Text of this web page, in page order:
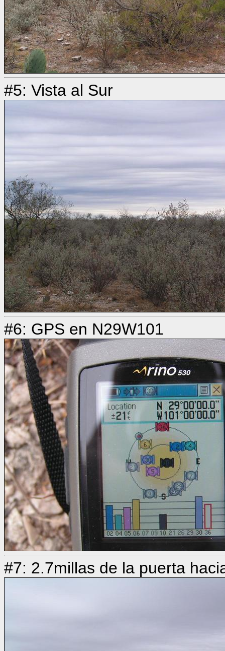
#5: Vista al Sur
#6: GPS en N29W101
#7: 2.7millas de la puerta